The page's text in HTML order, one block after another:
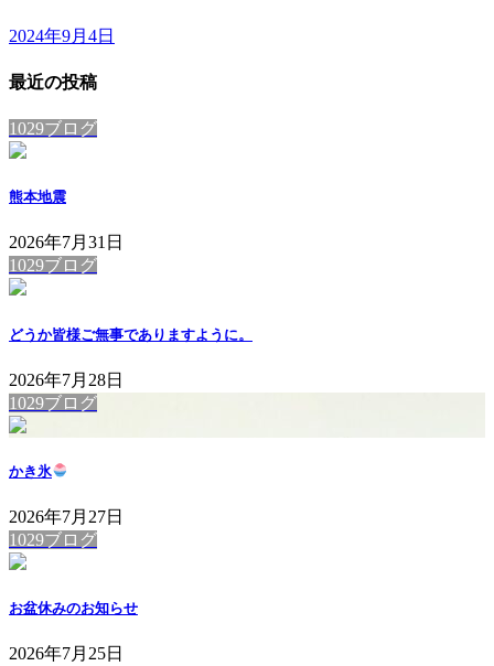
2024年9月4日
最近の投稿
1029ブログ
熊本地震
2026年7月31日
1029ブログ
どうか皆様ご無事でありますように。
2026年7月28日
1029ブログ
かき氷
2026年7月27日
1029ブログ
お盆休みのお知らせ
2026年7月25日